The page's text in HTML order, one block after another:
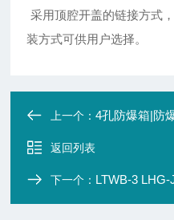
采用顶腔开盖的链接方式
装方式可供用户选择。
上一个：4孔防爆箱|防
返回列表
下一个： LTWB-3